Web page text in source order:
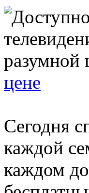
цене
Сегодня
каждой
каждом